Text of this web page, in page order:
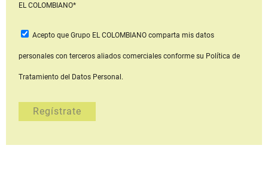
EL COLOMBIANO*
Acepto que Grupo EL COLOMBIANOcomparta mis datos
personales con terceros aliados comerciales conforme su Política de
Tratamiento del Datos Personal.